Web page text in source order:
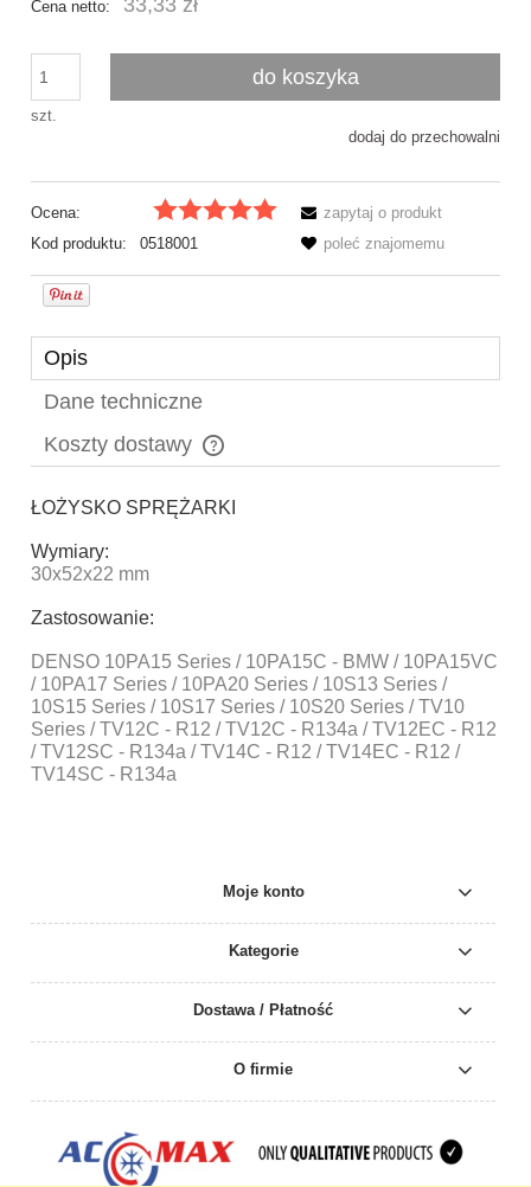
Cena netto: 33,33 zł
szt.
do koszyka
dodaj do przechowalni
Ocena:
Kod produktu:
0518001
zapytaj o produkt
poleć znajomemu
Opis
Dane techniczne
Koszty dostawy
Cena nie zawiera ewentualnych kosztów płatności
ŁOŻYSKO SPRĘŻARKI
Wymiary:
30x52x22 mm
Zastosowanie:
DENSO 10PA15 Series / 10PA15C - BMW / 10PA15VC
/ 10PA17 Series / 10PA20 Series / 10S13 Series /
10S15 Series / 10S17 Series / 10S20 Series / TV10
Series / TV12C - R12 / TV12C - R134a / TV12EC - R12
/ TV12SC - R134a / TV14C - R12 / TV14EC - R12 /
TV14SC - R134a
Moje konto
Kategorie
Dostawa / Płatność
O firmie